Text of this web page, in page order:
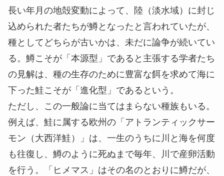
長い年月の地殻変動によって、陸（淡水域）に封じ
込められた者たちが鱒となったと言われていたが、
種としてどちらが古いかは、未だに論争が続いてい
る。鱒こそが「本源型」であると主張する学者たち
の見解は、種の生存のために豊富な餌を求めて海に
下った鮭こそが「進化型」であるという。
ただし、この一般論に当てはまらない種族もいる。
例えば、鮭に属する欧州の「アトランティックサー
モン（大西洋鮭）」は、一生のうちに川と海を何度
も往復し、鱒のように死ぬまで毎年、川で産卵活動
を行う。「ヒメマス」はその名のとおりに鱒だが、